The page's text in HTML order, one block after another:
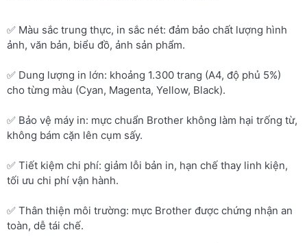
✅ Màu sắc trung thực, in sắc nét: đảm bảo chất lượng hình
ảnh, văn bản, biểu đồ, ảnh sản phẩm.
✅ Dung lượng in lớn: khoảng 1.300 trang (A4, độ phủ 5%)
cho từng màu (Cyan, Magenta, Yellow, Black).
✅ Bảo vệ máy in: mực chuẩn Brother không làm hại trống từ,
không bám cặn lên cụm sấy.
✅ Tiết kiệm chi phí: giảm lỗi bản in, hạn chế thay linh kiện,
tối ưu chi phí vận hành.
✅ Thân thiện môi trường: mực Brother được chứng nhận an
toàn, dễ tái chế.